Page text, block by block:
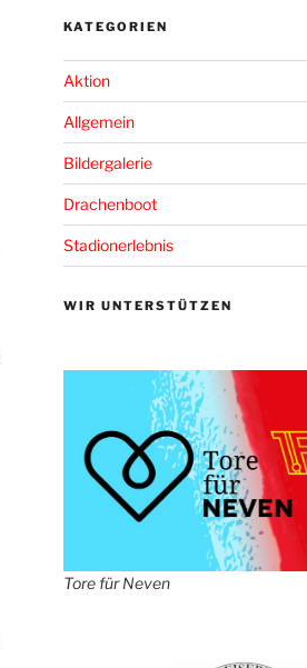
KATEGORIEN
Aktion
Allgemein
Bildergalerie
Drachenboot
Stadionerlebnis
WIR UNTERSTÜTZEN
Tore für Neven